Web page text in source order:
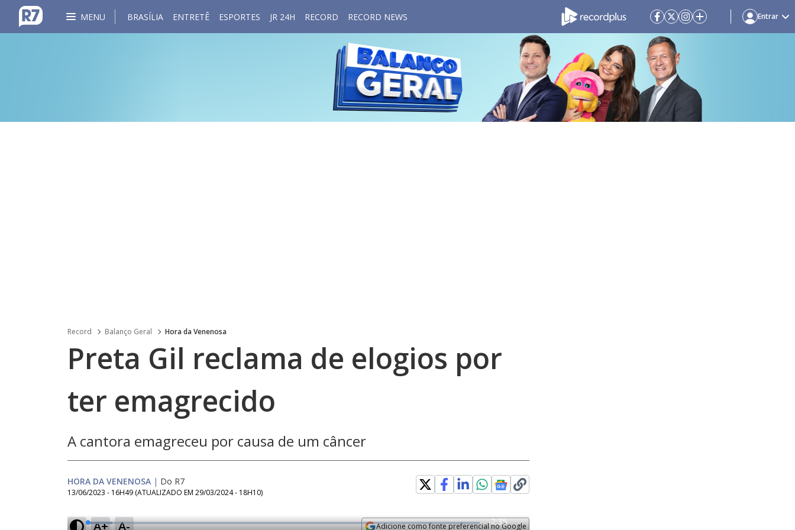
MENU BRASÍLIA ENTRETÊ ESPORTES JR 24H RECORD RECORD NEWS Entrar
Record Balanço Geral Hora da Venenosa
Preta Gil reclama de elogios por
ter emagrecido
A cantora emagreceu por causa de um câncer
HORA DA VENENOSA | Do R7
13/06/2023 - 16H49 (ATUALIZADO EM 29/03/2024 - 18H10)
A+ A- Adicione como fonte preferencial no Google
L
R
-2:35